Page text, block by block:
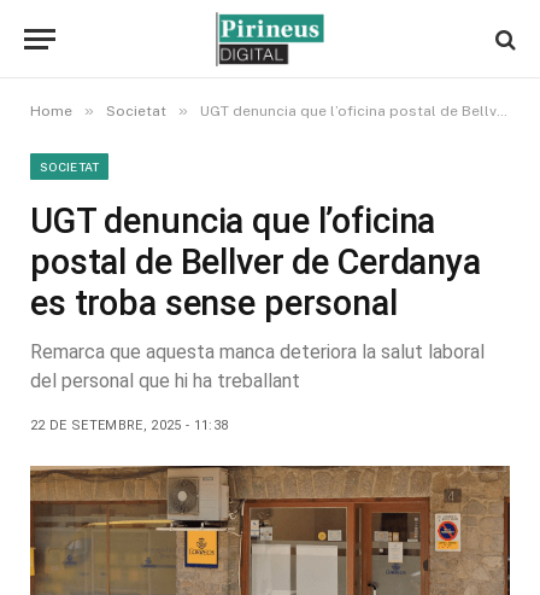
Home » Societat » UGT denuncia que l’oficina postal de Bellver de Cerdanya es troba sense personal
SOCIETAT
UGT denuncia que l’oficina
postal de Bellver de Cerdanya
es troba sense personal
Remarca que aquesta manca deteriora la salut laboral
del personal que hi ha treballant
22 DE SETEMBRE, 2025 - 11:38